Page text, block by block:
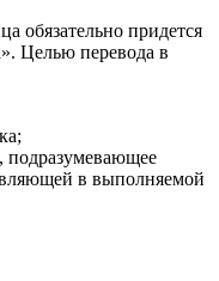
обязательно придется
Целью перевода в
подразумевающее
в выполняемой